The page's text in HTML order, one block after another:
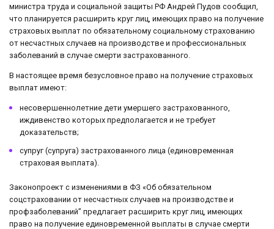
министра труда и социальной защиты РФ Андрей Пудов сообщил,
что планируется расширить круг лиц, имеющих право на получение
страховых выплат по обязательному социальному страхованию
от несчастных случаев на производстве и профессиональных
заболеваний в случае смерти застрахованного.
В настоящее время безусловное право на получение страховых
выплат имеют:
несовершеннолетние дети умершего застрахованного,
иждивенство которых предполагается и не требует
доказательств;
супруг (супруга) застрахованного лица (единовременная
страховая выплата).
Законопроект с изменениями в ФЗ «Об обязательном
соцстраховании от несчастных случаев на производстве и
профзаболеваний” предлагает расширить круг лиц, имеющих
право на получение единовременной выплаты в случае смерти